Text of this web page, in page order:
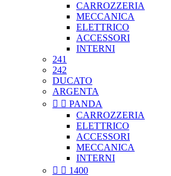
CARROZZERIA
MECCANICA
ELETTRICO
ACCESSORI
INTERNI
241
242
DUCATO
ARGENTA
  PANDA
CARROZZERIA
ELETTRICO
ACCESSORI
MECCANICA
INTERNI
  1400